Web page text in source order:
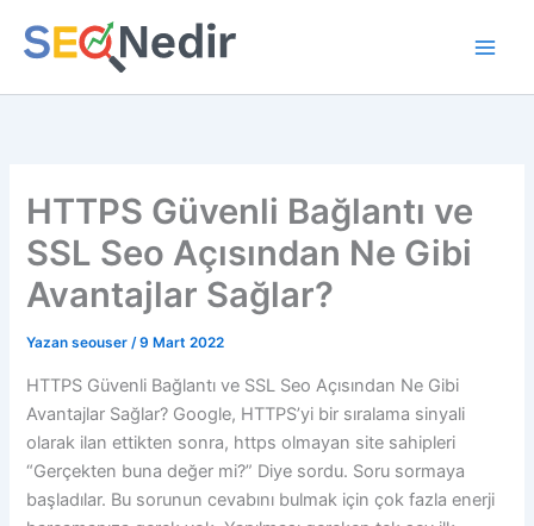
atla
HTTPS Güvenli Bağlantı ve
SSL Seo Açısından Ne Gibi
Avantajlar Sağlar?
Yazan seouser/9 Mart 2022
HTTPS Güvenli Bağlantı ve SSL Seo Açısından Ne Gibi
Avantajlar Sağlar? Google, HTTPS’yi bir sıralama sinyali
olarak ilan ettikten sonra, https olmayan site sahipleri
“Gerçekten buna değer mi?” Diye sordu. Soru sormaya
başladılar. Bu sorunun cevabını bulmak için çok fazla enerji